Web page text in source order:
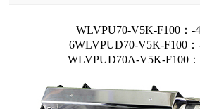
WLVPU70-V5K-F100：
6WLVPUD70-V5K-F100
WLVPUD70A-V5K-F100